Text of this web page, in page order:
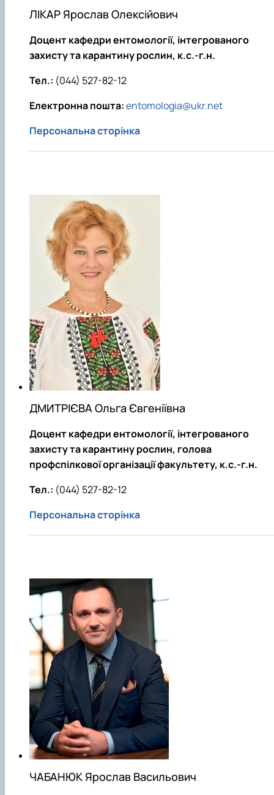
ЛІКАР Ярослав Олексійович
Доцент кафедри ентомології, інтегрованого
захисту та карантину рослин, к.с.-г.н.
Тел.: (044) 527-82-12
Електронна пошта:entomologia@ukr.net
Персональна сторінка
ДМИТРІЄВА Ольга Євгеніївна
Доцент кафедри ентомології, інтегрованого
захисту та карантину рослин, голова
профспілкової організації факультету, к.с.-г.н.
Тел.: (044) 527-82-12
Персональна сторінка
ЧАБАНЮК Ярослав Васильович